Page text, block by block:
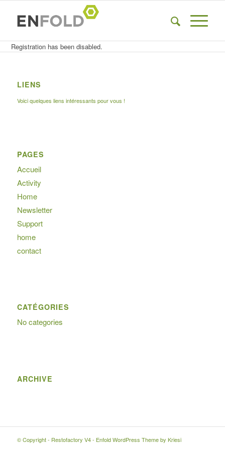
Registration has been disabled.
LIENS
Voici quelques liens intéressants pour vous !
PAGES
Accueil
Activity
Home
Newsletter
Support
home
contact
CATÉGORIES
No categories
ARCHIVE
© Copyright - Restofactory V4- Enfold WordPress Theme by Kriesi